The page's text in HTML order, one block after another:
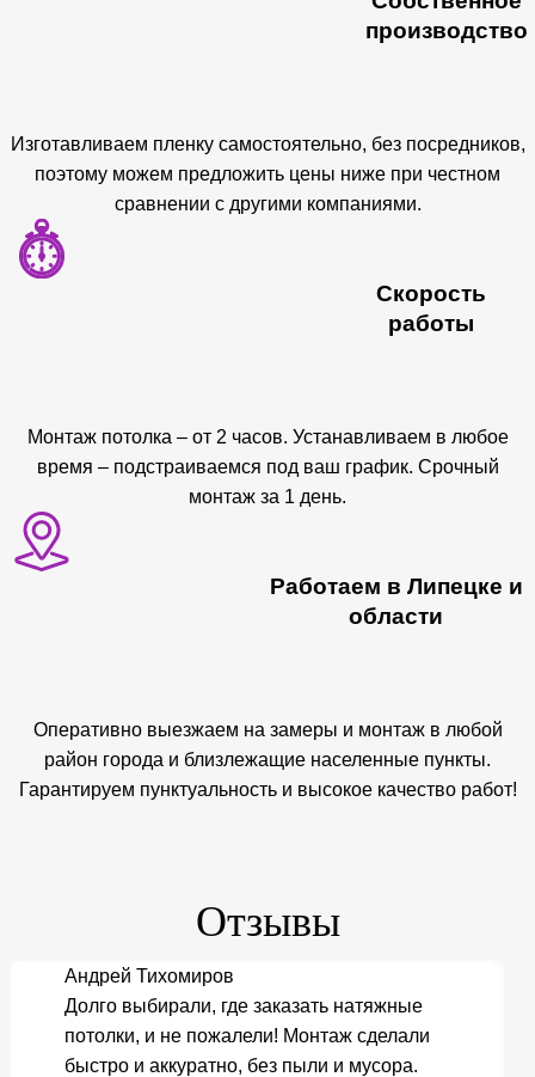
производство
Изготавливаем пленку самостоятельно, без посредников,
поэтому можем предложить цены ниже при честном
сравнении с другими компаниями.
Скорость
работы
Монтаж потолка – от 2 часов. Устанавливаем в любое
время – подстраиваемся под ваш график. Срочный
монтаж за 1 день.
Работаем в Липецке и
области
Оперативно выезжаем на замеры и монтаж в любой
район города и близлежащие населенные пункты.
Гарантируем пунктуальность и высокое качество работ!
Отзывы
Андрей Тихомиров
Долго выбирали, где заказать натяжные
потолки, и не пожалели! Монтаж сделали
быстро и аккуратно, без пыли и мусора.